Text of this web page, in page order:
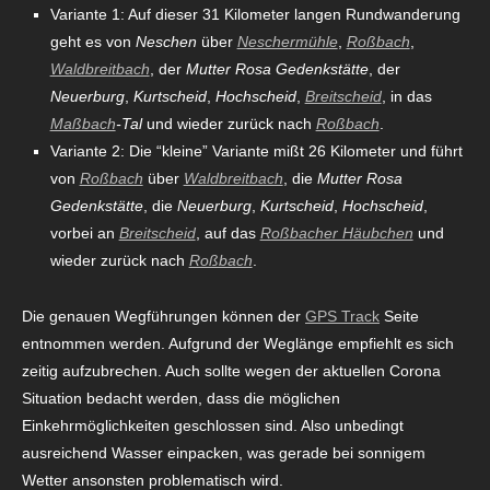
Variante 1: Auf dieser 31 Kilometer langen Rundwanderung
geht es von Neschen über Neschermühle, Roßbach
Waldbreitbach , der Mutter Rosa Gedenkstätte, der
Neuerburg, Kurtscheid, Hochscheid, Breitscheid, in das
Maßbach-Talund wieder zurück nach Roßbach
Variante 2: Die “kleine” Variante mißt 26 Kilometer und führt
von Roßbach über Waldbreitbach , die Mutter Rosa
Gedenkstätte, die Neuerburg, Kurtscheid, Hochscheid,
vorbei an Breitscheid, auf das Roßbacher Häubchen und
wieder zurück nach Roßbach
Die genauen Wegführungen können der GPS Track Seite
entnommen werden. Aufgrund der Weglänge empfiehlt es sich
zeitig aufzubrechen. Auch sollte wegen der aktuellen Corona
Situation bedacht werden, dass die möglichen
Einkehrmöglichkeiten geschlossen sind. Also unbedingt
ausreichend Wasser einpacken, was gerade bei sonnigem
Wetter ansonsten problematisch wird.